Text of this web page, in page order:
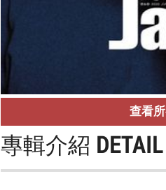
查看
專輯介紹 DETAIL